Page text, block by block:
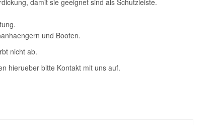
damit sie geeignet sind als Schutzleiste.
und Booten.
nicht ab.
hierueber bitte Kontakt mit uns auf.